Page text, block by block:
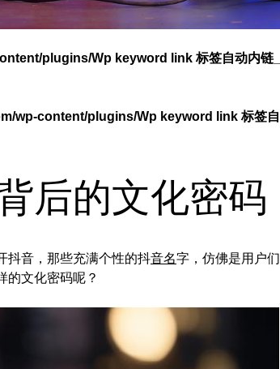
plugins/Wp keyword link 标签自动内链_
wp-content/plugins/Wp keyword link 标签自
后的文化密码
抖音，那些充满个性的抖音名字，仿佛是用户们
的文化密码呢？